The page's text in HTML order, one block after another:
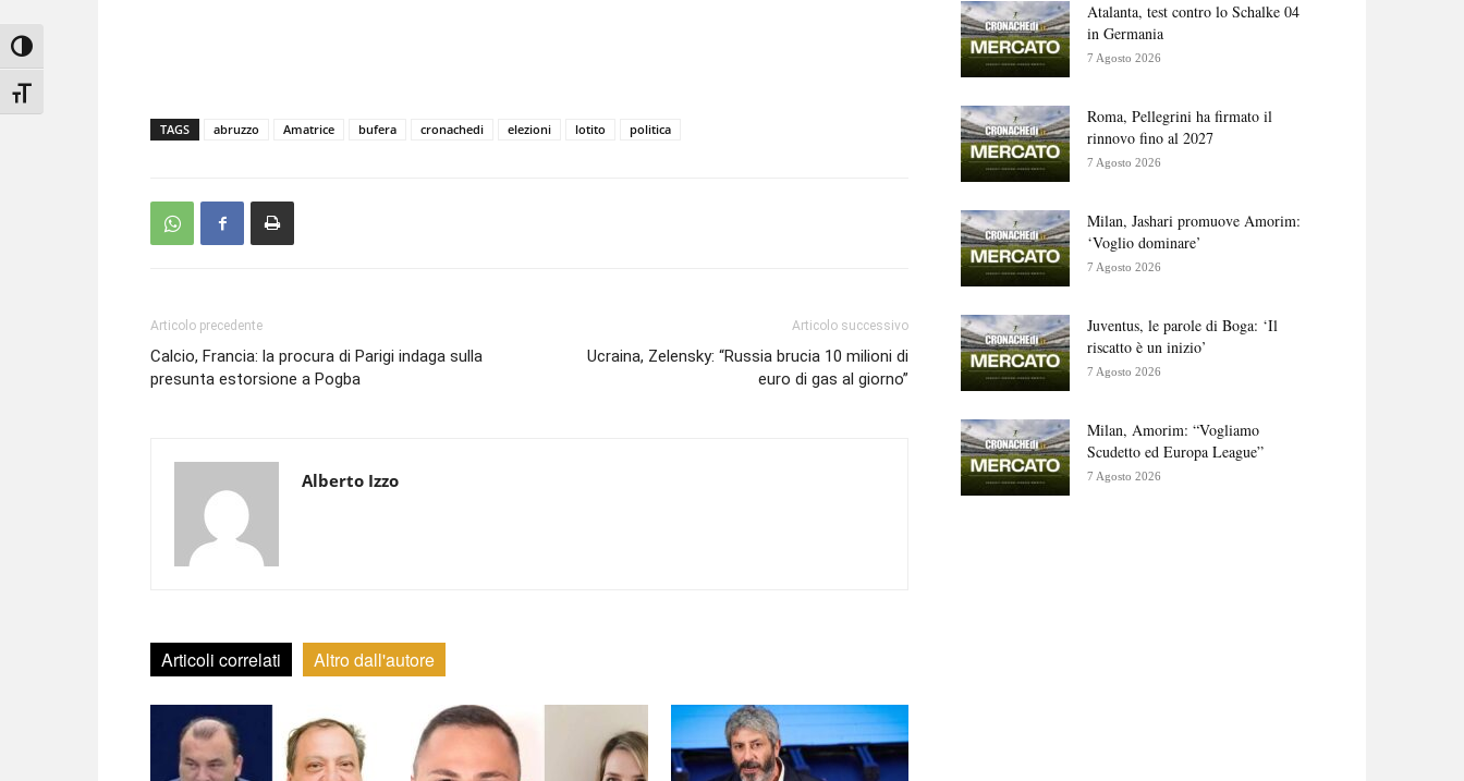
Attiva/disattiva alto contrasto
Attiva/disattiva dimensione testo
TAGS abruzzo Amatrice bufera cronachedi elezioni lotito politica
Articolo precedente
Calcio, Francia: la procura di Parigi indaga sulla
presunta estorsione a Pogba
Articolo successivo
Ucraina, Zelensky: “Russia brucia 10 milioni di
euro di gas al giorno”
Alberto Izzo
Articoli correlati Altro dall'autore
Atalanta, test contro lo Schalke 04
in Germania
7 Agosto 2026
Roma, Pellegrini ha firmato il
rinnovo fino al 2027
7 Agosto 2026
Milan, Jashari promuove Amorim:
‘Voglio dominare’
7 Agosto 2026
Juventus, le parole di Boga: ‘Il
riscatto è un inizio’
7 Agosto 2026
Milan, Amorim: “Vogliamo
Scudetto ed Europa League”
7 Agosto 2026